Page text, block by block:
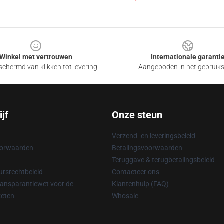
Winkel met vertrouwen
van klikken tot levering
Internationale
Aangeboden in het
voor de
Onze steun
Verzend- en leveringsbeleid
Betalingsvoorwaarden
Teruggave & terugbetalingsbeleid
Contacteer ons
Klantenhulp (FAQ)
Whosale